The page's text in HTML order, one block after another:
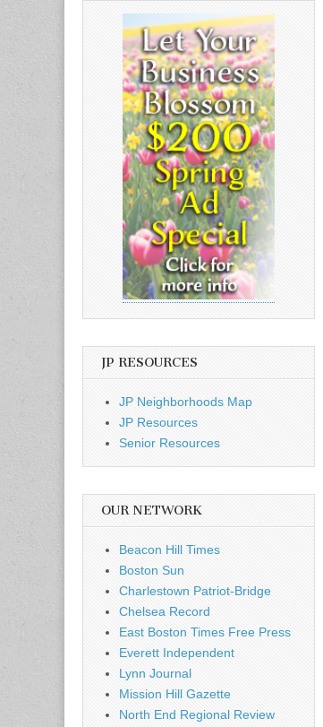
JP RESOURCES
JP Neighborhoods Map
JP Resources
Senior Resources
OUR NETWORK
Beacon Hill Times
Boston Sun
Charlestown Patriot-Bridge
Chelsea Record
East Boston Times Free Press
Everett Independent
Lynn Journal
Mission Hill Gazette
North End Regional Review